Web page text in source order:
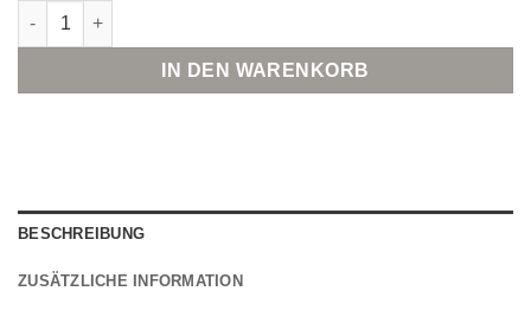
Smith&Soul Oversize T-Shirt Drawstring Hem Menge
IN DEN WARENKORB
BESCHREIBUNG
ZUSÄTZLICHE INFORMATION